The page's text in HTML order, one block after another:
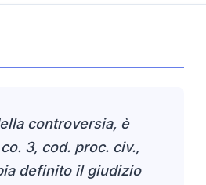
controversia, è
3, cod. proc. civ.,
definito il giudizio